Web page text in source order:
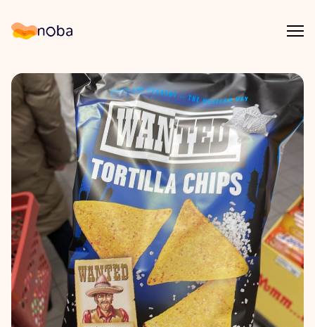
Noba